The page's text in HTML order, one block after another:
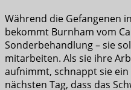
Während die Gefangenen
bekommt Burnham vom
Sonderbehandlung – sie
mitarbeiten. Als sie ihre
aufnimmt, schnappt sie
nächsten Tag, dass das